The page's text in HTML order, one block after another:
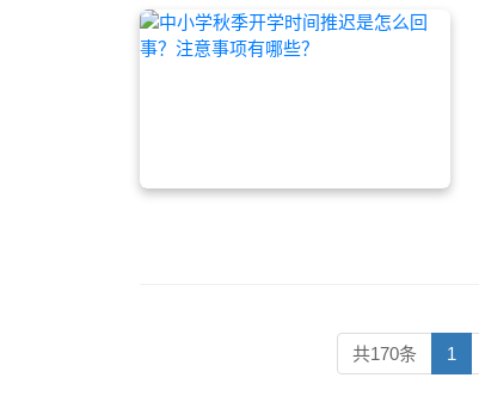
共170条 1